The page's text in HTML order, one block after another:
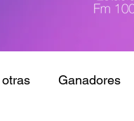
otras Ganadores